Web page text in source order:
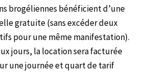
brogéliennes bénéficient d’une
gratuite (sans excéder deux
pour une même manifestation).
jours, la location sera facturée
une journée et quart de tarif